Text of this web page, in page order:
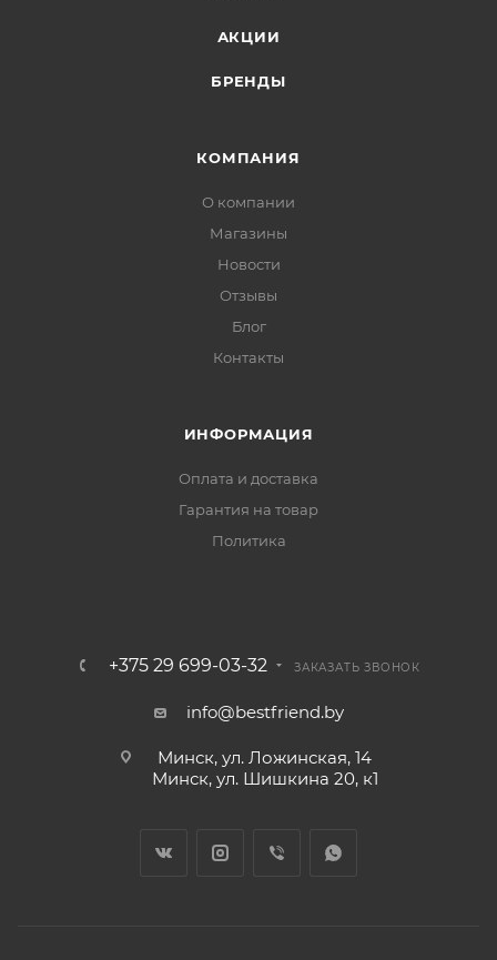
АКЦИИ
БРЕНДЫ
КОМПАНИЯ
О компании
Магазины
Новости
Отзывы
Блог
Контакты
ИНФОРМАЦИЯ
Оплата и доставка
Гарантия на товар
Политика
+375 29 699-03-32 ЗАКАЗАТЬ ЗВОНОК
info@bestfriend.by
Минск, ул. Ложинская, 14
Минск, ул. Шишкина 20, к1